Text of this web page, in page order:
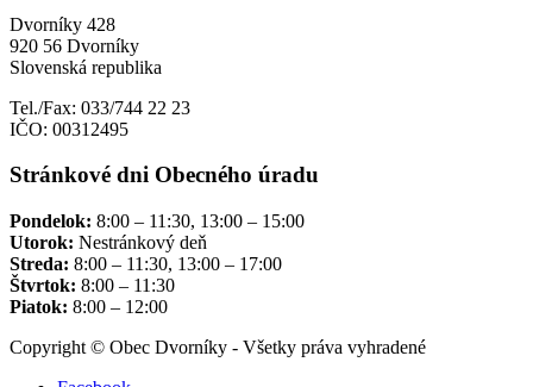
Dvorníky 428
920 56 Dvorníky
Slovenská republika
Tel./Fax: 033/744 22 23
IČO: 00312495
Stránkové dni Obecného úradu
Pondelok: 8:00 – 11:30, 13:00 – 15:00
Utorok: Nestránkový deň
Streda: 8:00 – 11:30, 13:00 – 17:00
Štvrtok: 8:00 – 11:30
Piatok: 8:00 – 12:00
Copyright © Obec Dvorníky - Všetky práva vyhradené